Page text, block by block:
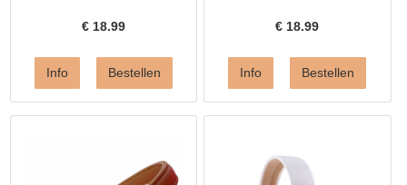
€ 18.99 € 18.99